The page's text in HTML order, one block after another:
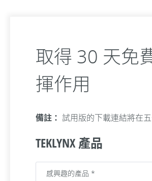
取得 30 天免
揮作用
備註： 試用版的下載連結將在
TEKLYNX 產品